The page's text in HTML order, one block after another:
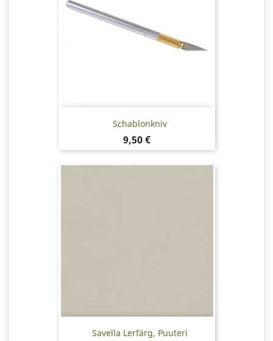
Schablonkniv
Pris
9,50 €
Savella Lerfärg, Puuteri